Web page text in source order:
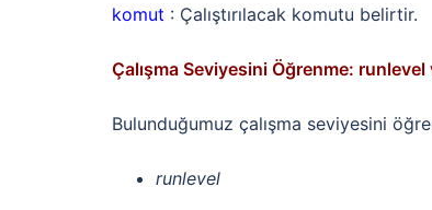
komut : Çalıştırılacak komutu belirtir.
Çalışma Seviyesini Öğrenme:
Bulunduğumuz çalışma seviyesini
runlevel